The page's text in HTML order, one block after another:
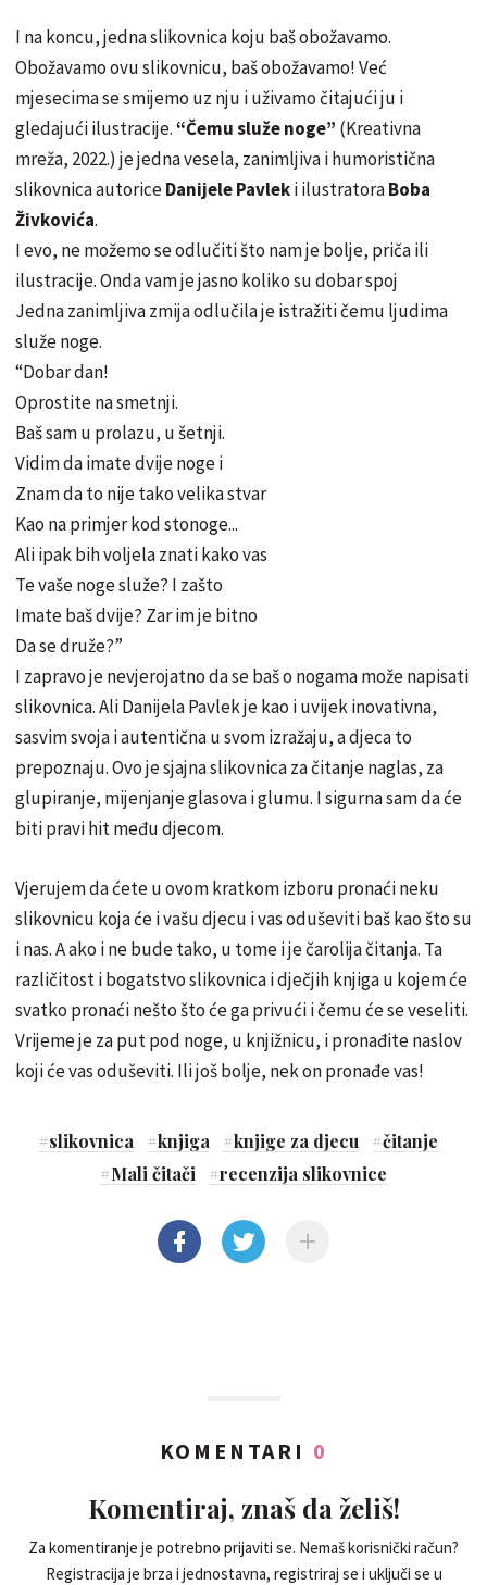
I na koncu, jedna slikovnica koju baš obožavamo.
Obožavamo ovu slikovnicu, baš obožavamo! Već
mjesecima se smijemo uz nju i uživamo čitajući ju i
gledajući ilustracije.“Čemu služe noge” (Kreativna
mreža, 2022.) je jedna vesela, zanimljiva i humoristična
slikovnica autoriceDanijele Pavleki ilustratoraBoba
Živkovića.
I evo, ne možemo se odlučiti što nam je bolje, priča ili
ilustracije. Onda vam je jasno koliko su dobar spoj
Jedna zanimljiva zmija odlučila je istražiti čemu ljudima
služe noge.
“Dobar dan!
Oprostite na smetnji.
Baš sam u prolazu, u šetnji.
Vidim da imate dvije noge i
Znam da to nije tako velika stvar
Kao na primjer kod stonoge...
Ali ipak bih voljela znati kako vas
Te vaše noge služe? I zašto
Imate baš dvije? Zar im je bitno
Da se druže?”
I zapravo je nevjerojatno da se baš o nogama može napisati
slikovnica. Ali Danijela Pavlek je kao i uvijek inovativna,
sasvim svoja i autentična u svom izražaju, a djeca to
prepoznaju. Ovo je sjajna slikovnica za čitanje naglas, za
glupiranje, mijenjanje glasova i glumu. I sigurna sam da će
biti pravi hit među djecom.
Vjerujem da ćete u ovom kratkom izboru pronaći neku
slikovnicu koja će i vašu djecu i vas oduševiti baš kao što su
i nas. A ako i ne bude tako, u tome i je čarolija čitanja. Ta
različitost i bogatstvo slikovnica i dječjih knjiga u kojem će
svatko pronaći nešto što će ga privući i čemu će se veseliti.
Vrijeme je za put pod noge, u knjižnicu, i pronađite naslov
koji će vas oduševiti. Ili još bolje, nek on pronađe vas!
#slikovnica #knjiga #knjige za djecu #čitanje
#Mali čitači #recenzija slikovnice
KOMENTARI 0
Komentiraj, znaš da želiš!
Za komentiranje je potrebno prijaviti se. Nemaš korisnički račun?
Registracija je brza i jednostavna, registriraj se i uključi se u